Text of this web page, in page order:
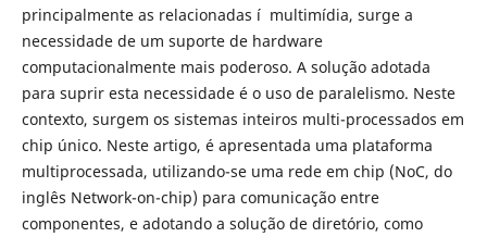
principalmente as relacionadas í multimí­dia, surge a
necessidade de um suporte de hardware
computacionalmente mais poderoso. A solução adotada
para suprir esta necessidade é o uso de paralelismo. Neste
contexto, surgem os sistemas inteiros multi-processados em
chip único. Neste artigo, é apresentada uma plataforma
multiprocessada, utilizando-se uma rede em chip (NoC, do
inglês Network-on-chip) para comunicação entre
componentes, e adotando a solução de diretório, como